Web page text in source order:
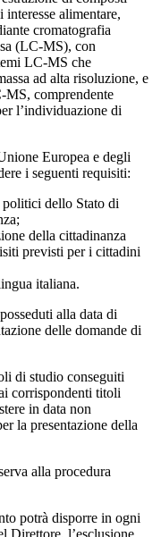
alimentare,
cromatografia
(LC-MS), con
LC-MS che
ad alta risoluzione, e
MS, comprendente
l’individuazione di
Europea e degli
i seguenti requisiti:
dello Stato di
della cittadinanza
previsti per i cittadini
italiana.
alla data di
delle domande di
di studio conseguiti
corrispondenti titoli
in data non
la presentazione della
alla procedura
potrà disporre in ogni
Direttore, l’esclusione